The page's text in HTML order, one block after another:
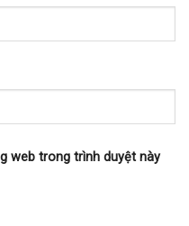
web trong trình duyệt này